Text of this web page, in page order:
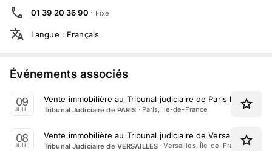
01 39 20 36 90 · Fixe
Langue : Français
Événements associés
09
JUIL.
Vente immobilière au Tribunal judiciaire de Paris le 9 Juillet
Tribunal Judiciaire de PARIS · Paris, Île-de-France
08
JUIL.
Vente immobilière au Tribunal judiciaire de Versailles le 8
Tribunal Judiciaire de VERSAILLES ·Versailles, Île-de-France